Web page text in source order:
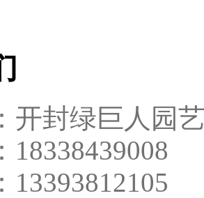
开封绿巨人园
18338439008
13393812105